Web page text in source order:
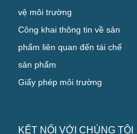
vệ môi trường
Công khai thông tin về sản
phẩm liên quan đến tái chế
sản phẩm
Giấy phép môi trường
KẾT NỐI VỚI CHÚNG TÔI